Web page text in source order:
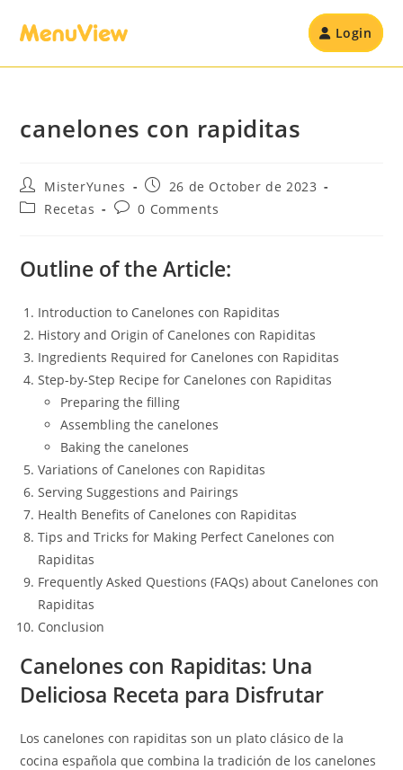
Login
canelones con rapiditas
MisterYunes
26 de October de 2023
Recetas
0 Comments
Outline of the Article:
Introduction to Canelones con Rapiditas
History and Origin of Canelones con Rapiditas
Ingredients Required for Canelones con Rapiditas
Step-by-Step Recipe for Canelones con Rapiditas
Preparing the filling
Assembling the canelones
Baking the canelones
Variations of Canelones con Rapiditas
Serving Suggestions and Pairings
Health Benefits of Canelones con Rapiditas
Tips and Tricks for Making Perfect Canelones con
Rapiditas
Frequently Asked Questions (FAQs) about Canelones con
Rapiditas
Conclusion
Canelones con Rapiditas: Una
Deliciosa Receta para Disfrutar
Los canelones con rapiditas son un plato clásico de la
cocina española que combina la tradición de los canelones